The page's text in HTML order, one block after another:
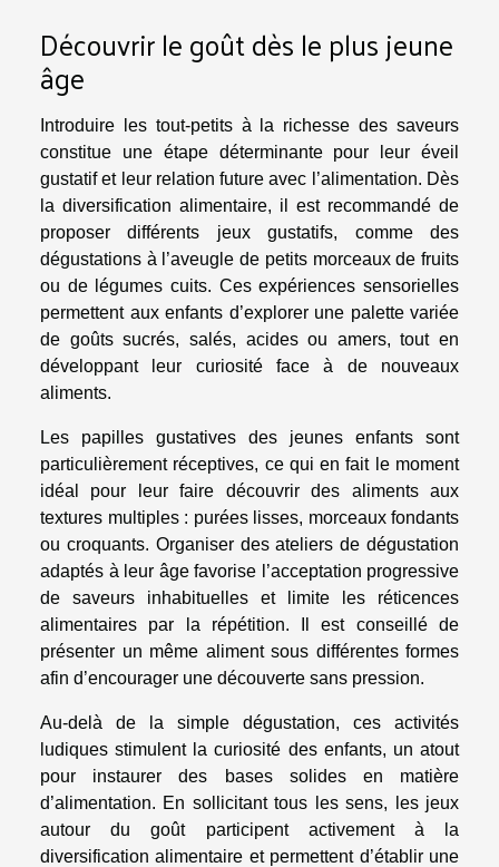
Découvrir le goût dès le plus jeune
âge
Introduire les tout-petits à la richesse des saveurs
constitue une étape déterminante pour leur éveil
gustatif et leur relation future avec l’alimentation. Dès
la diversification alimentaire, il est recommandé de
proposer différents jeux gustatifs, comme des
dégustations à l’aveugle de petits morceaux de fruits
ou de légumes cuits. Ces expériences sensorielles
permettent aux enfants d’explorer une palette variée
de goûts sucrés, salés, acides ou amers, tout en
développant leur curiosité face à de nouveaux
aliments.
Les papilles gustatives des jeunes enfants sont
particulièrement réceptives, ce qui en fait le moment
idéal pour leur faire découvrir des aliments aux
textures multiples : purées lisses, morceaux fondants
ou croquants. Organiser des ateliers de dégustation
adaptés à leur âge favorise l’acceptation progressive
de saveurs inhabituelles et limite les réticences
alimentaires par la répétition. Il est conseillé de
présenter un même aliment sous différentes formes
afin d’encourager une découverte sans pression.
Au-delà de la simple dégustation, ces activités
ludiques stimulent la curiosité des enfants, un atout
pour instaurer des bases solides en matière
d’alimentation. En sollicitant tous les sens, les jeux
autour du goût participent activement à la
diversification alimentaire et permettent d’établir une